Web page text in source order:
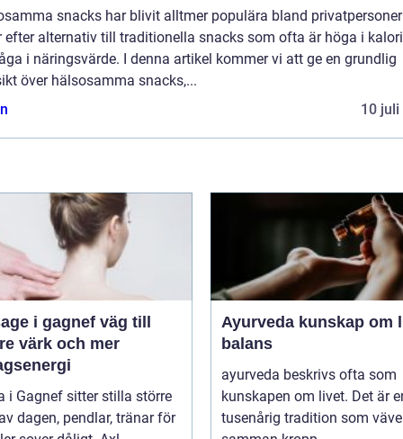
snacks har blivit alltmer populära bland
efter alternativ till traditionella snacks som ofta är höga i
i näringsvärde. I denna artikel kommer vi att ge en grundlig
över hälsosamma snacks,...
10 juli
i gagnef väg till
värk och mer
i Gagnef sitter stilla större
dagen, pendlar, tränar för
Ayurveda kunskap om livet i
balans
ayurveda beskrivs ofta som
kunskapen om livet. Det är
tusenårig tradition som